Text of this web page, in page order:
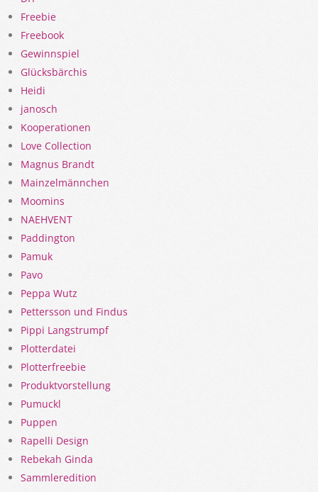
Freebie
Freebook
Gewinnspiel
Glücksbärchis
Heidi
janosch
Kooperationen
Love Collection
Magnus Brandt
Mainzelmännchen
Moomins
NAEHVENT
Paddington
Pamuk
Pavo
Peppa Wutz
Pettersson und Findus
Pippi Langstrumpf
Plotterdatei
Plotterfreebie
Produktvorstellung
Pumuckl
Puppen
Rapelli Design
Rebekah Ginda
Sammleredition